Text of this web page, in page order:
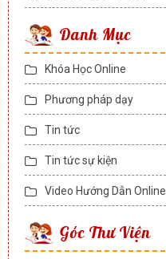
Danh Mục
Khóa Học Online
Phương pháp dạy
Tin tức
Tin tức sự kiện
Video Hướng Dẫn Online
Góc Thư Viện